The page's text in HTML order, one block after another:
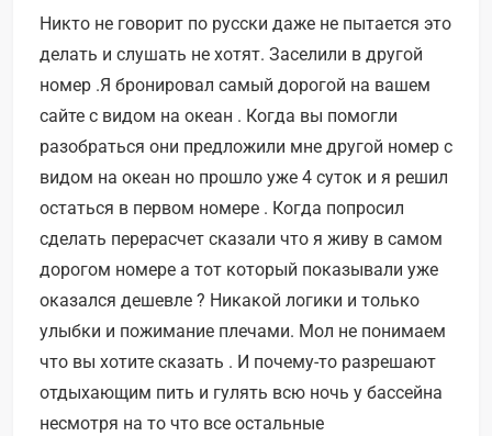
Никто не говорит по русски даже не пытается это
делать и слушать не хотят. Заселили в другой
номер .Я бронировал самый дорогой на вашем
сайте с видом на океан . Когда вы помогли
разобраться они предложили мне другой номер с
видом на океан но прошло уже 4 суток и я решил
остаться в первом номере . Когда попросил
сделать перерасчет сказали что я живу в самом
дорогом номере а тот который показывали уже
оказался дешевле ? Никакой логики и только
улыбки и пожимание плечами. Мол не понимаем
что вы хотите сказать . И почему-то разрешают
отдыхающим пить и гулять всю ночь у бассейна
несмотря на то что все остальные